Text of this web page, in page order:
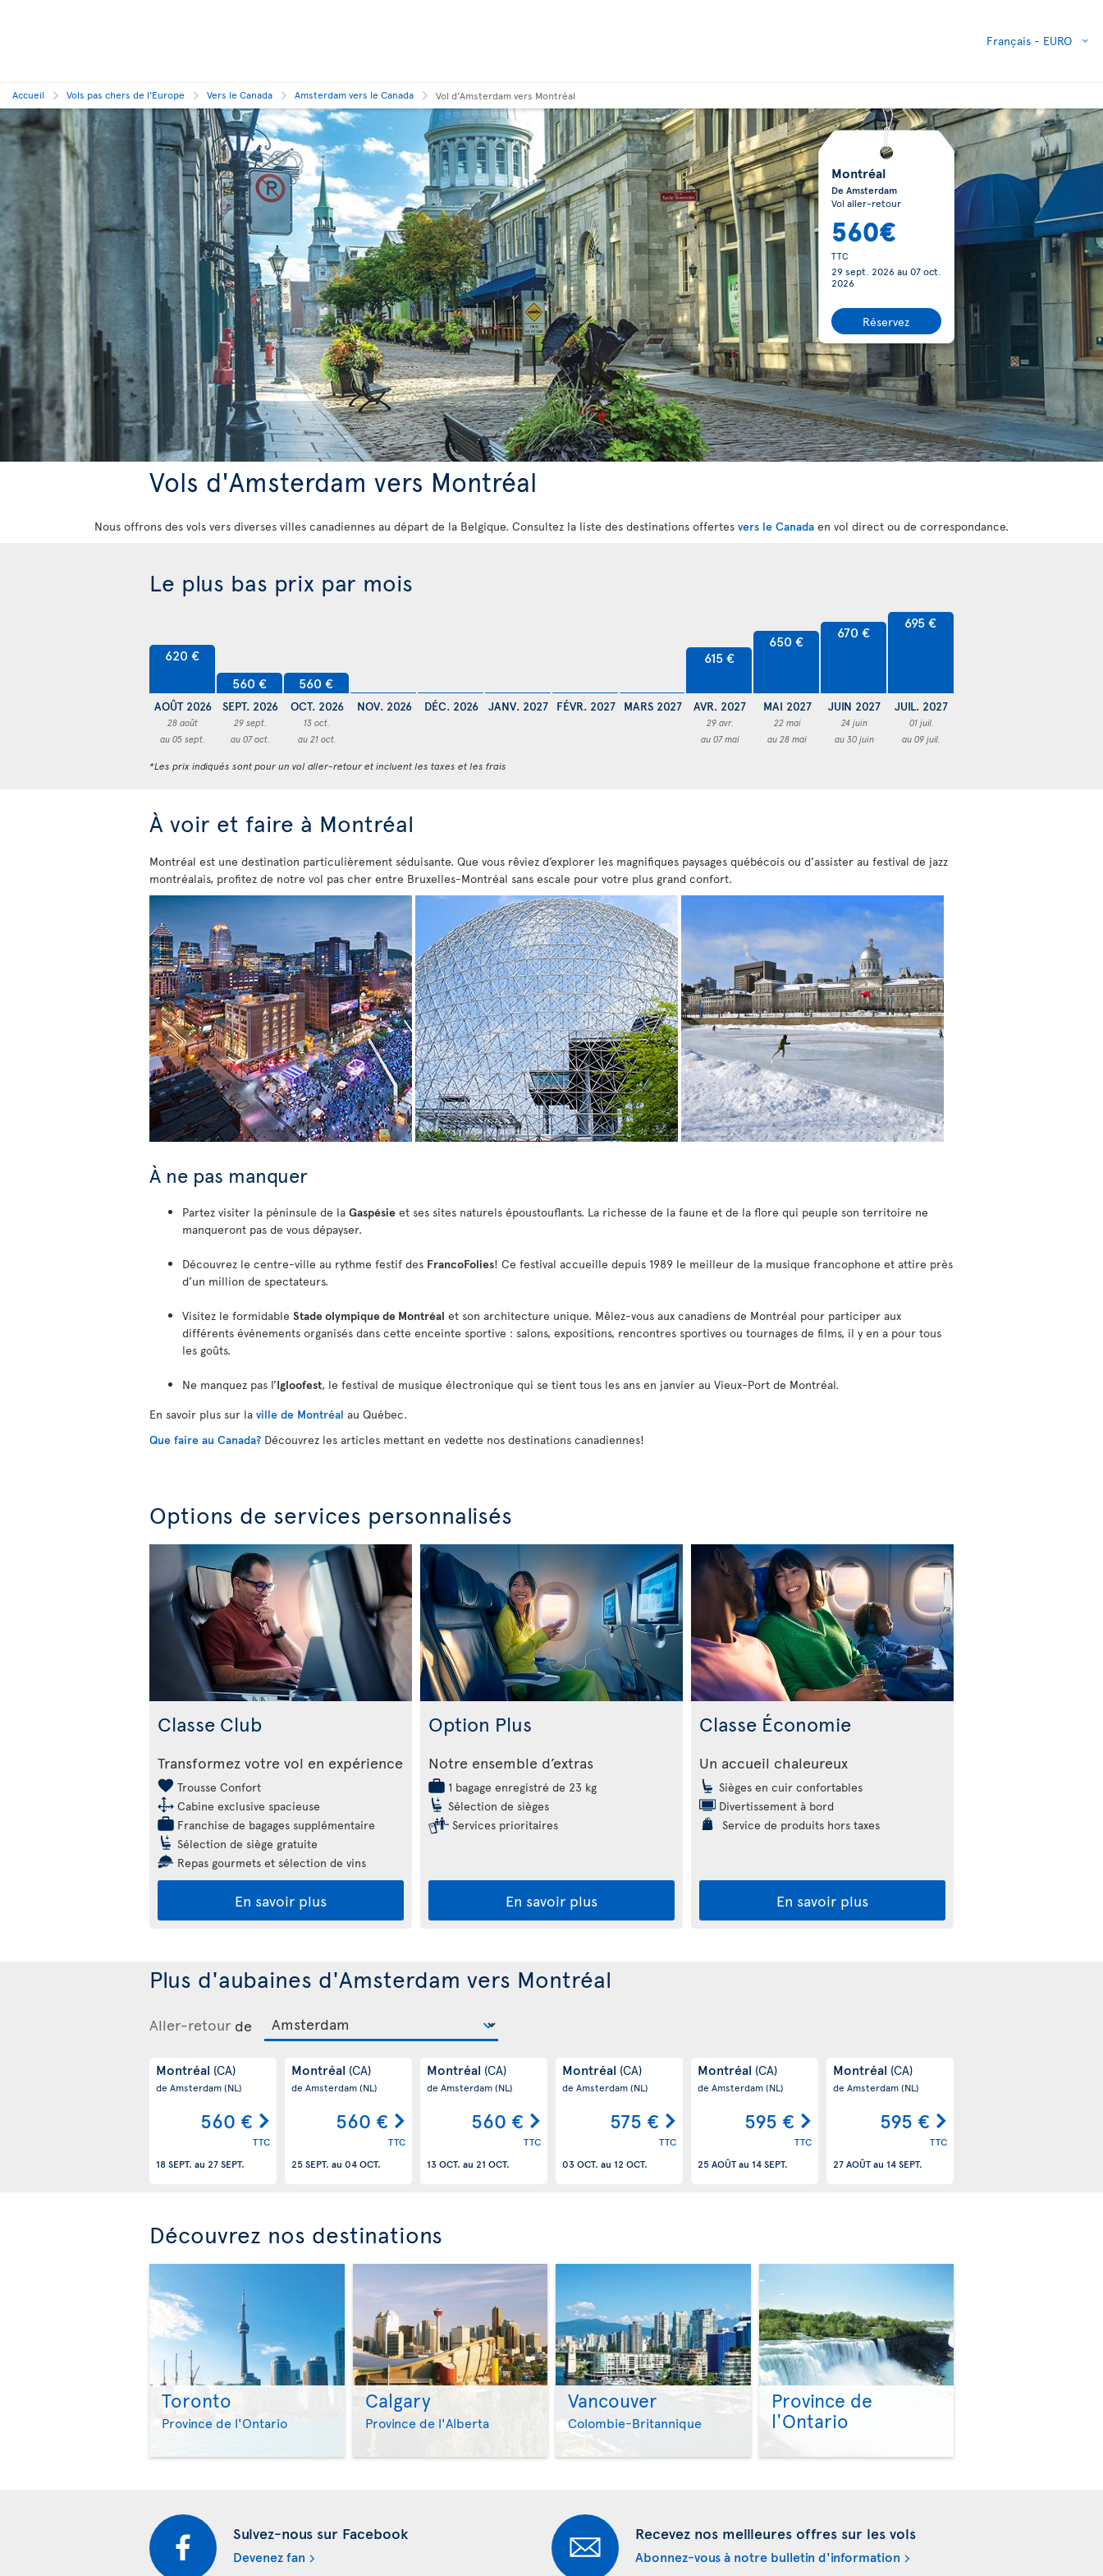
Français - EURO
Accueil Vols pas chers de l'Europe Vers le Canada Amsterdam vers le Canada Vol d'Amsterdam vers Montréal
Montréal
De Amsterdam
Vol aller-retour
560€
TTC
29 sept. 2026au 07 oct.
2026
Réservez
Vols d'Amsterdam vers Montréal
Nous offrons des vols vers diverses villes canadiennes au départ de la Belgique. Consultez la liste des destinations offertes vers le Canada en vol direct ou de correspondance.
Le plus bas prix par mois
620 €
AOÛT 2026
28 août
au 05 sept.
560 €
SEPT. 2026
29 sept.
au 07 oct.
560 €
OCT. 2026
13 oct.
au 21 oct.
NOV. 2026 DÉC. 2026 JANV. 2027 FÉVR. 2027 MARS 2027
615 €
AVR. 2027
29 avr.
au 07 mai
650 €
MAI 2027
22 mai
au 28 mai
670 €
JUIN 2027
24 juin
au 30 juin
695 €
JUIL. 2027
01 juil.
au 09 juil.
*Les prix indiqués sont pour un vol aller-retour et incluent les taxes et les frais
À voir et faire à Montréal
Montréal est une destination particulièrement séduisante. Que vous rêviez d’explorer les magnifiques paysages québécois ou d’assister au festival de jazz
montréalais, profitez de notre vol pas cher entre Bruxelles-Montréal sans escale pour votre plus grand confort.
À ne pas manquer
Partez visiter la péninsule de la Gaspésie et ses sites naturels époustouflants. La richesse de la faune et de la flore qui peuple son territoire ne
manqueront pas de vous dépayser.
Découvrez le centre-ville au rythme festif des FrancoFolies! Ce festival accueille depuis 1989 le meilleur de la musique francophone et attire près
d’un million de spectateurs.
Visitez le formidable Stade olympique de Montréal et son architecture unique. Mêlez-vous aux canadiens de Montréal pour participer aux
différents événements organisés dans cette enceinte sportive : salons, expositions, rencontres sportives ou tournages de films, il y en a pour tous
les goûts.
Ne manquez pas l’Igloofest, le festival de musique électronique qui se tient tous les ans en janvier au Vieux-Port de Montréal.
En savoir plus sur la ville de Montréal au Québec.
Que faire au Canada? Découvrez les articles mettant en vedette nos destinations canadiennes!
Options de services personnalisés
Classe Club
Transformez votre vol en expérience
Trousse Confort
Cabine exclusive spacieuse
Franchise de bagages supplémentaire
Sélection de siège gratuite
Repas gourmets et sélection de vins
En savoir plus
Option Plus
Notre ensemble d’extras
1 bagage enregistré de 23 kg
Sélection de sièges
Services prioritaires
En savoir plus
Classe Économie
Un accueil chaleureux
Sièges en cuir confortables
Divertissement à bord
Service de produits hors taxes
En savoir plus
Plus d'aubaines d'Amsterdam vers Montréal
Aller-retour de
Montréal (CA)
de Amsterdam(NL)
560 €
TTC
18 SEPT. au 27 SEPT.
Montréal (CA)
de Amsterdam(NL)
560 €
TTC
25 SEPT. au 04 OCT.
Montréal (CA)
de Amsterdam(NL)
560 €
TTC
13 OCT. au 21 OCT.
Montréal (CA)
de Amsterdam(NL)
575 €
TTC
03 OCT. au 12 OCT.
Montréal (CA)
de Amsterdam(NL)
595 €
TTC
25 AOÛTau 14 SEPT.
Montréal (CA)
de Amsterdam(NL)
595 €
TTC
27 AOÛTau 14 SEPT.
Découvrez nos destinations
Toronto
Province de l'Ontario >
Calgary
Province de l'Alberta >
Vancouver
Colombie-Britannique >
Province de
l'Ontario
Suivez-nous sur Facebook
Devenez fan
Recevez nos meilleures offres sur les vols
Abonnez-vous à notre bulletin d'information